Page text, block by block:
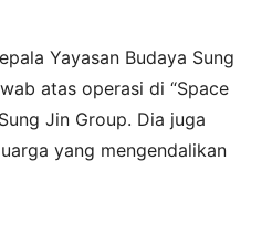
Yayasan Budaya Sung
atas operasi di “Space
Jin Group. Dia juga
yang mengendalikan